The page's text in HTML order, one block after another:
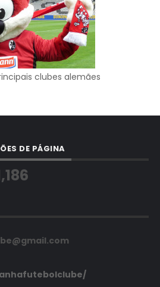
clubes alemães
DE PÁGINA